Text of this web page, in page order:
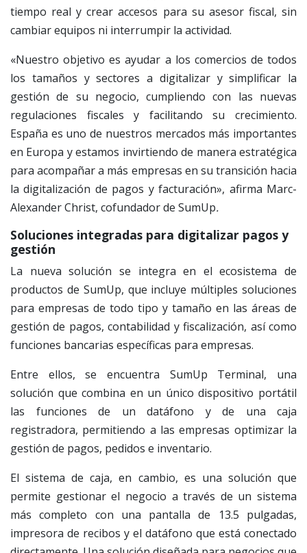
tiempo real y crear accesos para su asesor fiscal, sin
cambiar equipos ni interrumpir la actividad.
«Nuestro objetivo es ayudar a los comercios de todos
los tamaños y sectores a digitalizar y simplificar la
gestión de su negocio, cumpliendo con las nuevas
regulaciones fiscales y facilitando su crecimiento.
España es uno de nuestros mercados más importantes
en Europa y estamos invirtiendo de manera estratégica
para acompañar a más empresas en su transición hacia
la digitalización de pagos y facturación», afirma Marc-
Alexander Christ, cofundador de SumUp.
Soluciones integradas para digitalizar pagos y
gestión
La nueva solución se integra en el ecosistema de
productos de SumUp, que incluye múltiples soluciones
para empresas de todo tipo y tamaño en las áreas de
gestión de pagos, contabilidad y fiscalización, así como
funciones bancarias específicas para empresas.
Entre ellos, se encuentra SumUp Terminal, una
solución que combina en un único dispositivo portátil
las funciones de un datáfono y de una caja
registradora, permitiendo a las empresas optimizar la
gestión de pagos, pedidos e inventario.
El sistema de caja, en cambio, es una solución que
permite gestionar el negocio a través de un sistema
más completo con una pantalla de 13.5 pulgadas,
impresora de recibos y el datáfono que está conectado